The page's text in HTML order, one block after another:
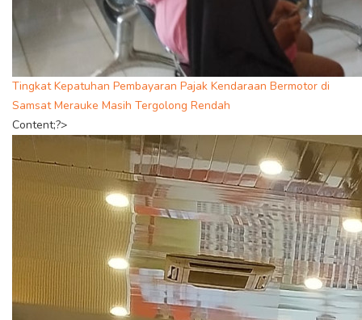
Tingkat Kepatuhan Pembayaran Pajak Kendaraan Bermotor di
Samsat Merauke Masih Tergolong Rendah
Content;?>